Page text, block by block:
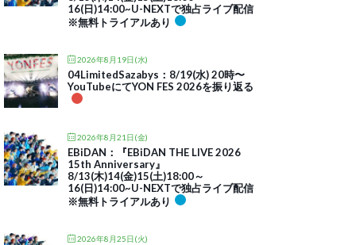
16(日)14:00~U-NEXTで独占ライブ配信
※無料トライアルあり
2026年8月19日(水)
04LimitedSazabys：8/19(水) 20時〜
YouTubeにてYON FES 2026を振り返る
2026年8月21日(金)
EBiDAN：『EBiDAN THE LIVE 2026
15th Anniversary』
8/13(木)14(金)15(土)18:00～
16(日)14:00~U-NEXTで独占ライブ配信
※無料トライアルあり
2026年8月25日(火)